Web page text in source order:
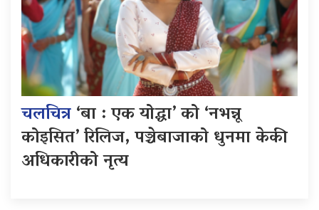
चलचित्र‘बा : एक योद्धा’ को ‘नभन्नू
कोइसित’ रिलिज, पञ्चेबाजाको धुनमा केकी
अधिकारीको नृत्य